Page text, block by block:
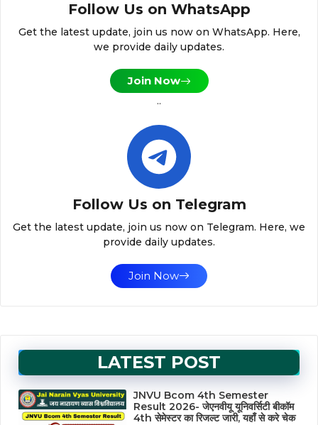
Follow Us on WhatsApp
Get the latest update, join us now on WhatsApp. Here,
we provide daily updates.
Join Now
..
Follow Us on Telegram
Get the latest update, join us now on Telegram. Here, we
provide daily updates.
Join Now
LATEST POST
JNVU Bcom 4th Semester
Result 2026- जेएनवीयू यूनिवर्सिटी बीकॉम
4th सेमेस्टर का रिजल्ट जारी, यहाँ से करे चेक